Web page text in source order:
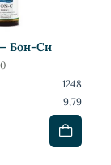
Бон-Си
0
1248
9,79